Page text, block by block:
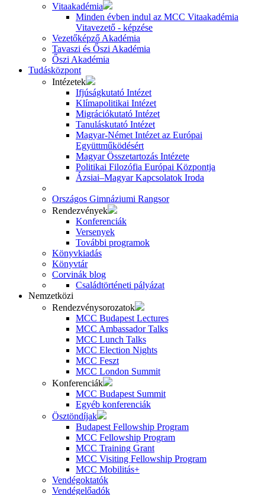
Vitaakadémia
Minden évben indul az MCC Vitaakadémia
Vitavezető - képzése
Vezetőképző Akadémia
Tavaszi és Őszi Akadémia
Őszi Akadémia
Tudásközpont
Intézetek
Ifjúságkutató Intézet
Klímapolitikai Intézet
Migrációkutató Intézet
Tanuláskutató Intézet
Magyar-Német Intézet az Európai
Együttműködésért
Magyar Összetartozás Intézete
Politikai Filozófia Európai Központja
Ázsiai–Magyar Kapcsolatok Iroda
Országos Gimnáziumi Rangsor
Rendezvények
Konferenciák
Versenyek
További programok
Könyvkiadás
Könyvtár
Corvinák blog
Családtörténeti pályázat
Nemzetközi
Rendezvénysorozatok
MCC Budapest Lectures
MCC Ambassador Talks
MCC Lunch Talks
MCC Election Nights
MCC Feszt
MCC London Summit
Konferenciák
MCC Budapest Summit
Egyéb konferenciák
Ösztöndíjak
Budapest Fellowship Program
MCC Fellowship Program
MCC Training Grant
MCC Visiting Fellowship Program
MCC Mobilitás+
Vendégoktatók
Vendégelőadók